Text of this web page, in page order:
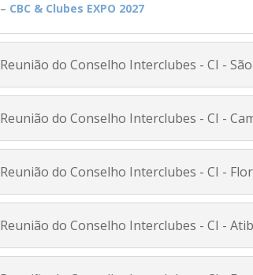
– CBC & Clubes EXPO 2027
Reunião do Conselho Interclubes - CI -
Reunião do Conselho Interclubes - CI -
Reunião do Conselho Interclubes - CI -
Reunião do Conselho Interclubes - CI -